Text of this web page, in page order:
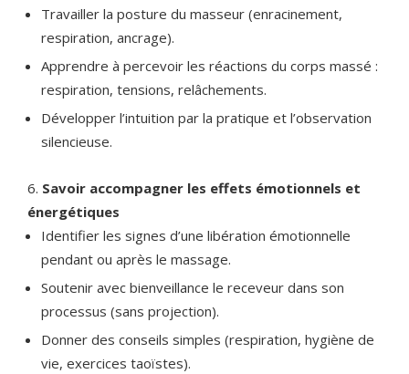
Travailler la posture du masseur (enracinement,
respiration, ancrage).
Apprendre à percevoir les réactions du corps massé :
respiration, tensions, relâchements.
Développer l’intuition par la pratique et l’observation
silencieuse.
Savoir accompagner les effets émotionnels et
énergétiques
Identifier les signes d’une libération émotionnelle
pendant ou après le massage.
Soutenir avec bienveillance le receveur dans son
processus (sans projection).
Donner des conseils simples (respiration, hygiène de
vie, exercices taoïstes).